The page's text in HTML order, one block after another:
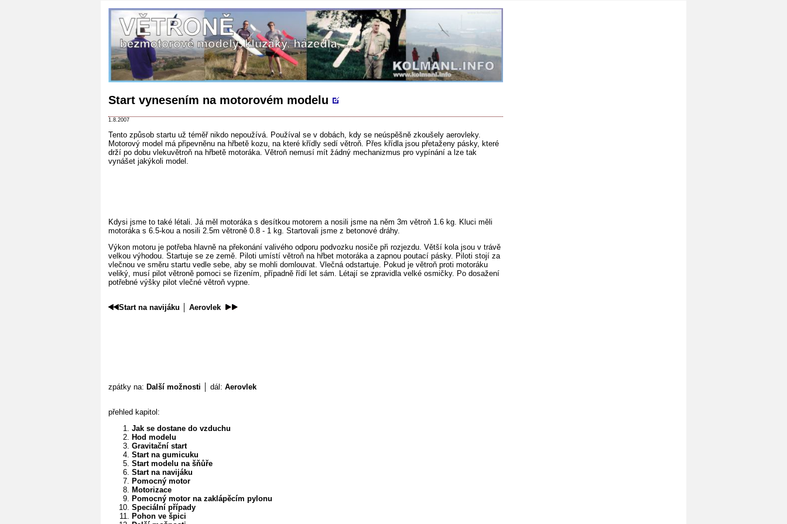
Start vynesením na motorovém modelu
1.8.2007
Tento způsob startu už téměř nikdo nepoužívá. Používal se v dobách, kdy se neúspěšně zkoušely aerovleky.
Motorový model má připevněnu na hřbetě kozu, na které křídly sedí větroň. Přes křídla jsou přetaženy pásky, které
drží po dobu vlekuvětroň na hřbetě motoráka. Větroň nemusí mít žádný mechanizmus pro vypínání a lze tak
vynášet jakýkoli model.
Kdysi jsme to také létali. Já měl motoráka s desítkou motorem a nosili jsme na něm 3m větroň 1.6 kg. Kluci měli
motoráka s 6.5-kou a nosili 2.5m větroně 0.8 - 1 kg. Startovali jsme z betonové dráhy.
Výkon motoru je potřeba hlavně na překonání valivého odporu podvozku nosiče při rozjezdu. Větší kola jsou v trávě
velkou výhodou. Startuje se ze země. Piloti umístí větroň na hřbet motoráka a zapnou poutací pásky. Piloti stojí za
vlečnou ve směru startu vedle sebe, aby se mohli domlouvat. Vlečná odstartuje. Pokud je větroň proti motoráku
veliký, musí pilot větroně pomoci se řízením, případně řídí let sám. Létají se zpravidla velké osmičky. Po dosažení
potřebné výšky pilot vlečné větroň vypne.
Start na navijáku Aerovlek
zpátky na: Další možnosti │ dál: Aerovlek
přehled kapitol:
Jak se dostane do vzduchu
Hod modelu
Gravitační start
Start na gumicuku
Start modelu na šňůře
Start na navijáku
Pomocný motor
Motorizace
Pomocný motor na zaklápěcím pylonu
Speciální případy
Pohon ve špici